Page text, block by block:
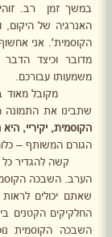
במשך זמן
רב.
האנרגיה של
הקוסמית'. אני
מדובר וכיצד
משמעותו עבורכם.
מקובל מאוד
שתבינו את התמונה
הקוסמית, יקיריי, היא
הגורם המשותף –
קשה להגדיר
הערב. השבכה
שאתם יכולים
החלקיקים הקטנים
השבכה הקוסמית